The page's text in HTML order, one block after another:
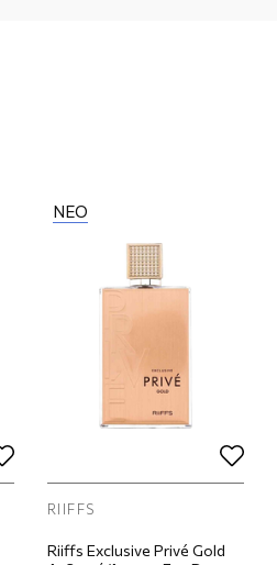
ΝEO
RIIFFS
Riiffs Exclusive Privé Gold